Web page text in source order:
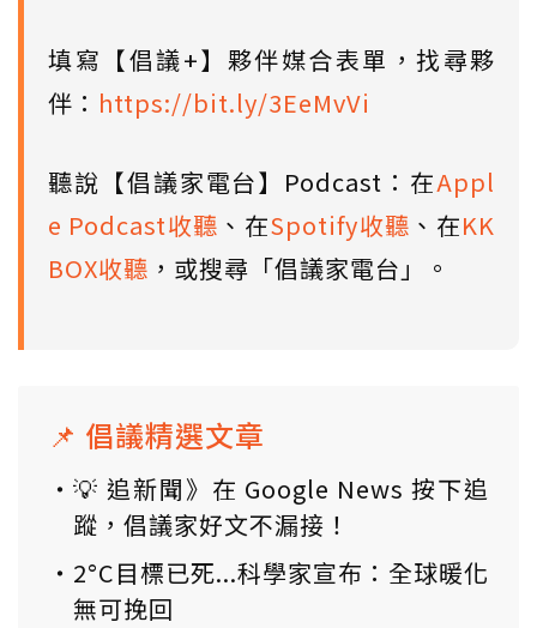
填寫【倡議+】夥伴媒合表單，找尋夥
伴： https://bit.ly/3EeMvVi
聽說【倡議家電台】Podcast：在Appl
e Podcast收聽 、在Spotify收聽 、在KK
BOX收聽 ，或搜尋「倡議家電台」。
📌 倡議精選文章
💡 追新聞》在 Google News 按下追
蹤，倡議家好文不漏接！
2°C目標已死...科學家宣布：全球暖化
無可挽回